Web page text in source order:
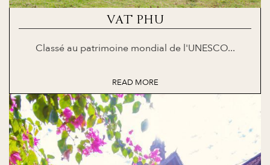
VAT PHU
Classé au patrimoine mondial de l'UNESCO...
READ MORE